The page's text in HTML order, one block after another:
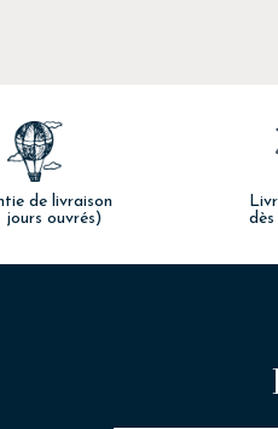
de livraison
jours ouvrés)